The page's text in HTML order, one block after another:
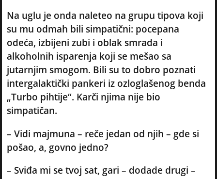
Na uglu je onda naleteo na grupu tipova koji
su mu odmah bili simpatični: pocepana
odeća, izbijeni zubi i oblak smrada i
alkoholnih isparenja koji se mešao sa
jutarnjim smogom. Bili su to dobro poznati
intergalaktički pankeri iz ozloglašenog benda
„Turbo pihtije“. Karči njima nije bio
simpatičan.
– Vidi majmuna – reče jedan od njih – gde si
pošao, a, govno jedno?
– Sviđa mi se tvoj sat, gari – dodade drugi –